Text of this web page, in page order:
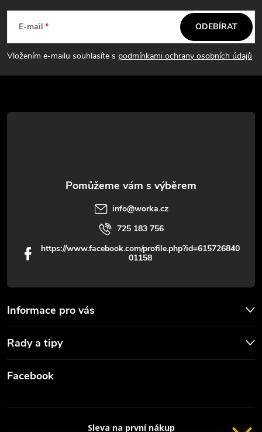
p
t
E-mail
Vložením e-mailu souhlasíte s podmínkami ochrany osobních údajů
ODEBÍRAT
Informace pro vás
Rady a tipy
info@worka.cz
725 183 756
https://www.facebook.com/profile.php?id=615726840
01158
Facebook
Sleva na první nákup